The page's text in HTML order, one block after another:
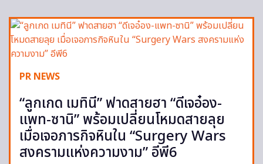
PR NEWS
“ลูกเกด เมทินี” ฟาดสายฮา “ดีเจอ๋อง-
แพท-ซานิ” พร้อมเปลี่ยนโหมดสายลุย
เมื่อเจอภารกิจหินใน “Surgery Wars
สงครามแห่งความงาม” อีพี6